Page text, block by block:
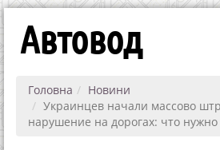
Автовод
Головна
Новини
Украинцев начали массово
нарушение на дорогах: что нужно